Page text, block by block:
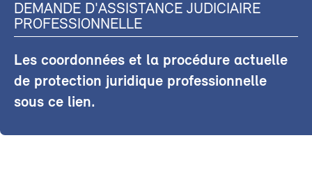
DEMANDE D'ASSISTANCE JUDICIAIRE
PROFESSIONNELLE
Les coordonnées et la procédure actuelle
de protection juridique professionnelle
sous ce lien.